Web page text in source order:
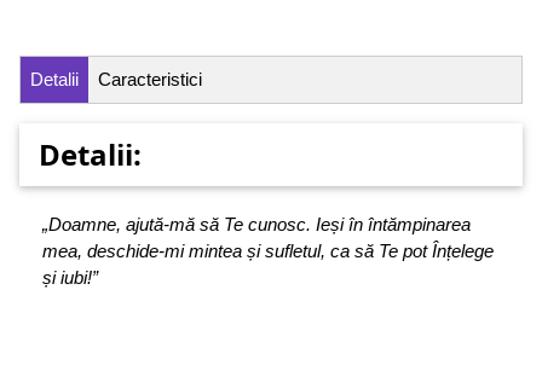
Detalii Caracteristici
Detalii:
„Doamne, ajută-mă să Te cunosc. Ieși în întămpinarea
mea, deschide-mi mintea și sufletul, ca să Te pot Înțelege
și iubi!”